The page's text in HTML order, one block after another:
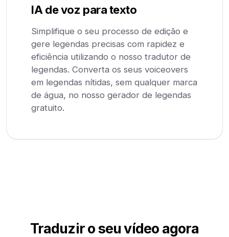
IA de voz para texto
Simplifique o seu processo de edição e
gere legendas precisas com rapidez e
eficiência utilizando o nosso tradutor de
legendas. Converta os seus voiceovers
em legendas nítidas, sem qualquer marca
de água, no nosso gerador de legendas
gratuito.
Traduzir o seu vídeo agora